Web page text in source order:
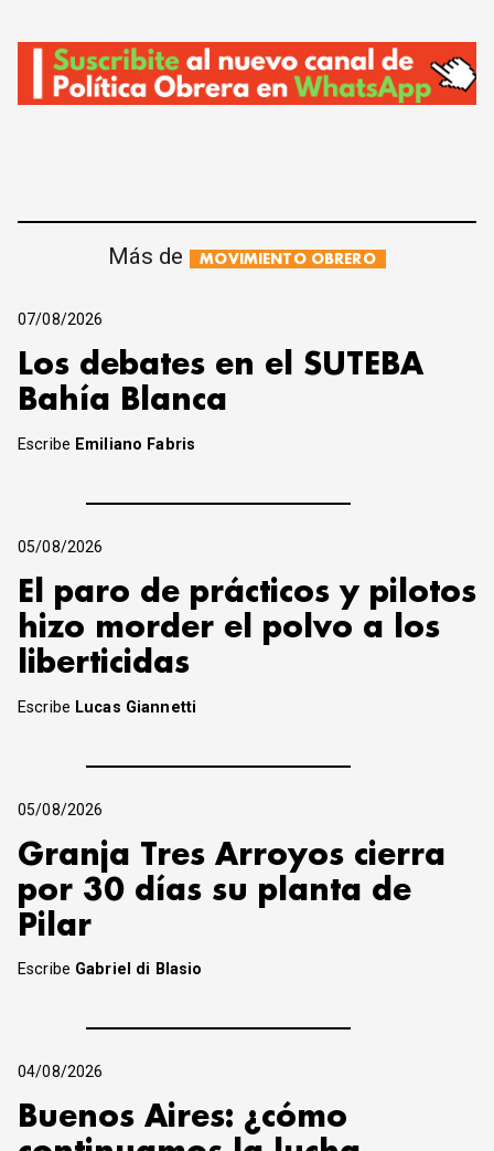
Más de MOVIMIENTO OBRERO
07/08/2026
Los debates en el SUTEBA
Bahía Blanca
Escribe Emiliano Fabris
05/08/2026
El paro de prácticos y pilotos
hizo morder el polvo a los
liberticidas
Escribe Lucas Giannetti
05/08/2026
Granja Tres Arroyos cierra
por 30 días su planta de
Pilar
Escribe Gabriel di Blasio
04/08/2026
Buenos Aires: ¿cómo